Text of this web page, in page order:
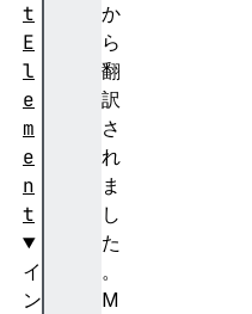
か
ら
翻
訳
さ
れ
ま
し
た
。
M
t
E
l
e
m
e
n
t
イ
ン